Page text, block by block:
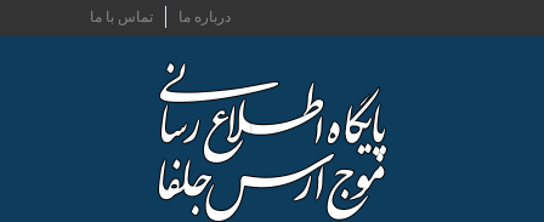
تماس با ما درباره ما